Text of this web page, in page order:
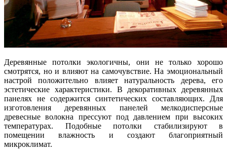
Деревянные потолки экологичны, они не только хорошо
смотрятся, но и влияют на самочувствие. На эмоциональный
настрой положительно влияет натуральность дерева, его
эстетические характеристики. В декоративных деревянных
панелях не содержится синтетических составляющих. Для
изготовления деревянных панелей мелкодисперсные
древесные волокна прессуют под давлением при высоких
температурах. Подобные потолки стабилизируют в
помещении влажность и создают благоприятный
микроклимат.